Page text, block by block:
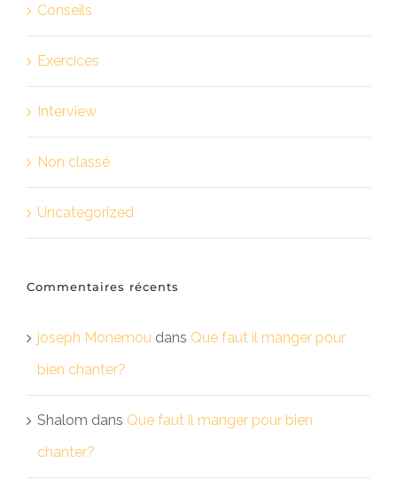
Conseils
Exercices
Interview
Non classé
Uncategorized
Commentaires récents
joseph Monemou dans Que faut il manger pour
bien chanter?
Shalom dans Que faut il manger pour bien
chanter?